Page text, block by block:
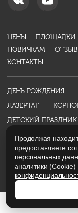
Продолжая
предоставляете
персональных
аналитики (Cookie)
ЦЕНЫ ПЛОЩАДКИ
НОВИЧКАМ
КОНТАКТЫ
ДЕНЬ РОЖДЕНИЯ
ЛАЗЕРТАГ
ДЕТСКИЙ ПРАЗДНИК
ИНФОРМАЦИЯ
Политика
Разработано